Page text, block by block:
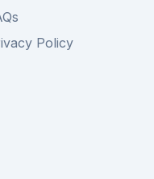
Policy